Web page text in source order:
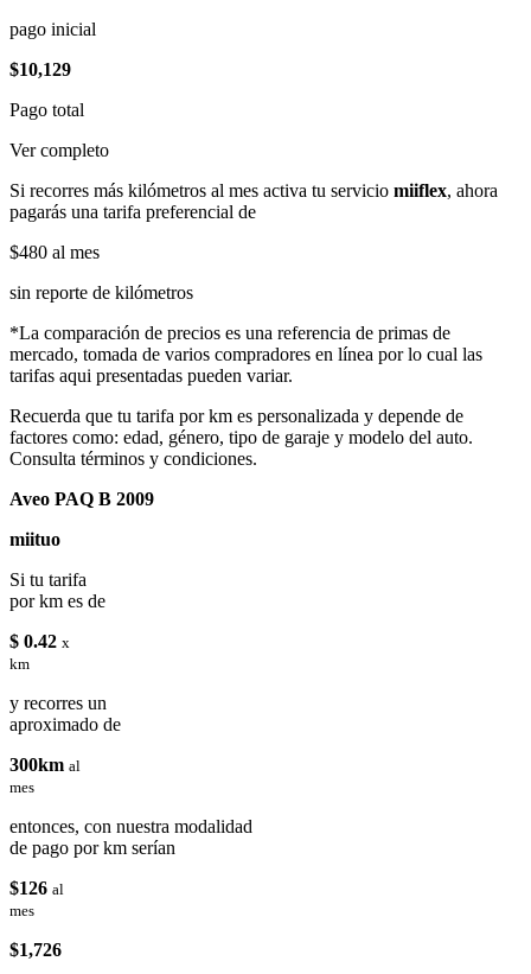
pago inicial
$10,129
Pago total
Ver completo
Si recorres más kilómetros al mes activa tu servicio miiflex, ahora
pagarás una tarifa preferencial de
$480 al mes
sin reporte de kilómetros
*La comparación de precios es una referencia de primas de
mercado, tomada de varios compradores en línea por lo cual las
tarifas aqui presentadas pueden variar.
Recuerda que tu tarifa por km es personalizada y depende de
factores como: edad, género, tipo de garaje y modelo del auto.
Consulta términos y condiciones.
Aveo PAQ B 2009
miituo
Si tu tarifa
por km es de
$ 0.42 x
km
y recorres un
aproximado de
300km al
mes
entonces, con nuestra modalidad
de pago por km serían
$126 al
mes
$1,726